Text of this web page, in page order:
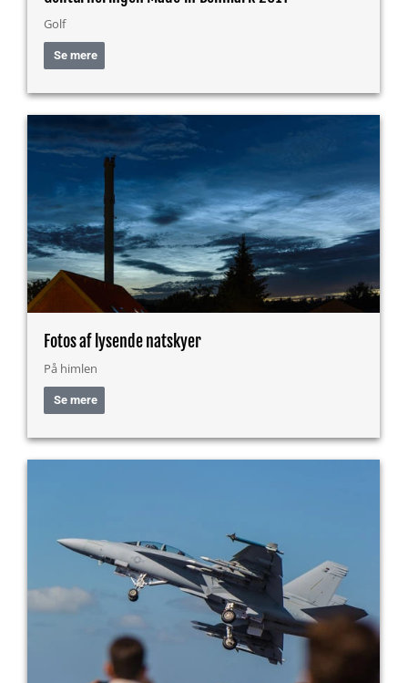
Golf
Se mere
Fotos af lysende natskyer
På himlen
Se mere